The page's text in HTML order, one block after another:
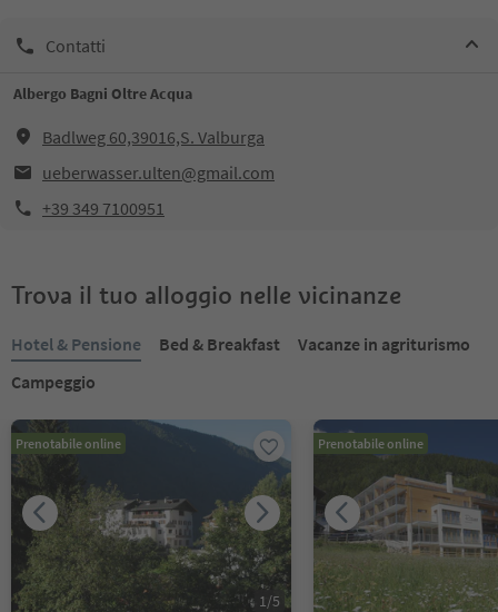
Contatti
Albergo Bagni Oltre Acqua
Badlweg 60,39016,S. Valburga
ueberwasser.ulten@gmail.com
+39 349 7100951
Trova il tuo alloggio nelle vicinanze
Hotel & Pensione Bed & Breakfast
Vacanze in agriturismo
Campeggio
Prenotabile online
1/5
Prenotabile online